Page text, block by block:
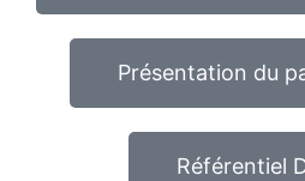
Présentation du
Référentiel